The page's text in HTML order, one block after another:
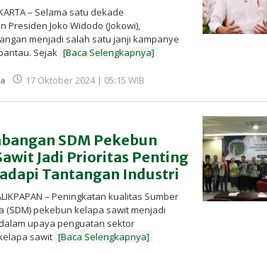
– Selama satu dekade
Presiden Joko Widodo (Jokowi),
menjadi salah satu janji kampanye
Sejak [Baca Selengkapnya]
17 Oktober 2024 | 05:15 WIB
InfoSAWIT
SDM Pekebun
Jadi Prioritas Penting
Tantangan Industri
– Peningkatan kualitas Sumber
(SDM) pekebun kelapa sawit menjadi
upaya penguatan sektor
sawit [Baca Selengkapnya]